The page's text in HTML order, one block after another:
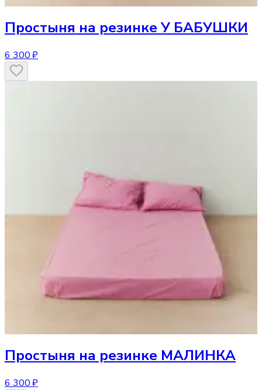
Простыня на резинке У БАБУШКИ
6 300 ₽
Простыня на резинке МАЛИНКА
6 300 ₽